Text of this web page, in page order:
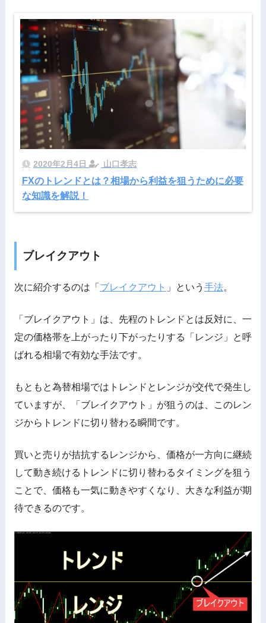
2020年2月4日 山口孝志
FXのトレンドとは？相場から利益を狙うために必要
な知識を解説！
ブレイクアウト
次に紹介するのは「 ブレイクアウト 」という 手法。
「ブレイクアウト」は、先程のトレンドとは反対に、一
定の価格帯を上がったり下がったりする「レンジ」と呼
ばれる相場で有効な手法です。
もともと為替相場ではトレンドとレンジが交代で発生し
ていますが、「ブレイクアウト」が狙うのは、このレン
ジからトレンドに切り替わる瞬間です。
買いと売りが拮抗するレンジから、価格が一方向に継続
して動き続けるトレンドに切り替わるタイミングを狙う
ことで、価格も一気に動きやすくなり、大きな利益が期
待できるのです。